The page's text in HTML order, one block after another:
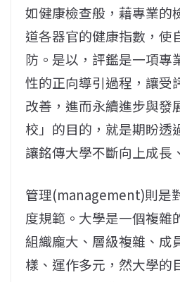
如健康檢查般，藉專業的
道各器官的健康指數，使
防。是以，評鑑是一項專
性的正向導引過程，讓受
改善，進而永續進步與發
校」的目的，就是期盼透
讓銘傳大學不斷向上成長
管理(management)則是
度規範。大學是一個複雜
組織龐大、層級複雜、成
樣、運作多元，然大學的